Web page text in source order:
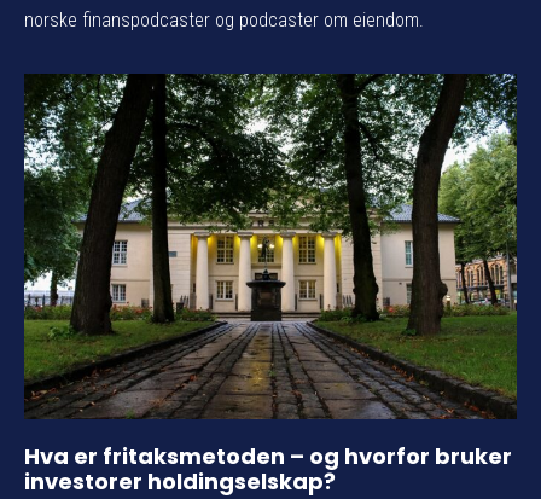
norske finanspodcaster og podcaster om eiendom.
Hva er fritaksmetoden – og hvorfor bruker
investorer holdingselskap?